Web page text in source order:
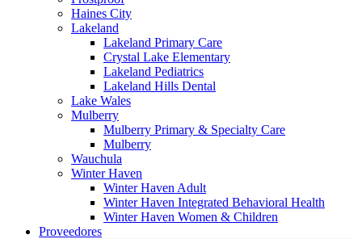
Haines City
Lakeland
Lakeland Primary Care
Crystal Lake Elementary
Lakeland Pediatrics
Lakeland Hills Dental
Lake Wales
Mulberry
Mulberry Primary & Specialty Care
Mulberry
Wauchula
Winter Haven
Winter Haven Adult
Winter Haven Integrated Behavioral Health
Winter Haven Women & Children
Proveedores